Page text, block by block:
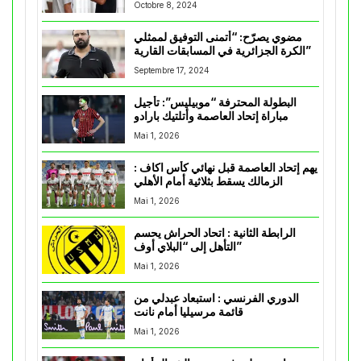
Octobre 8, 2024
مضوي يصرّح: “أتمنى التوفيق لممثلي
الكرة الجزائرية في المسابقات القارية”
Septembre 17, 2024
البطولة المحترفة “موبيليس”: تأجيل
مباراة إتحاد العاصمة وأتلتيك بارادو
Mai 1, 2026
يهم إتحاد العاصمة قبل نهائي كأس اكاف :
Mai 1, 2026
الرابطة الثانية : اتحاد الحراش يحسم
التأهل إلى “البلاي أوف”
Mai 1, 2026
الدوري الفرنسي : استبعاد عبدلي من
قائمة مرسيليا أمام نانت
Mai 1, 2026